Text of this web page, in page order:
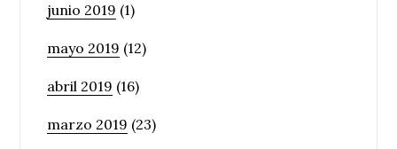
junio 2019 (1)
mayo 2019 (12)
abril 2019 (16)
marzo 2019 (23)